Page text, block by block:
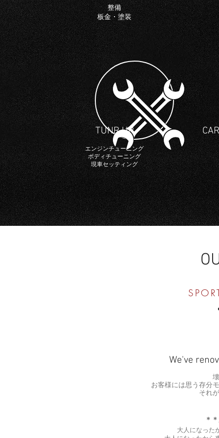
整備
板金・塗装
TUNR UP
エンジンチューニング
ボディチューニング
​現車セッティング
We've
お客様には思う存分
それ
＊＊
大人になった